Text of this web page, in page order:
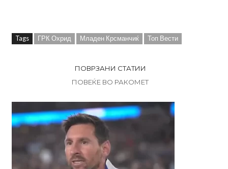
Tags ГРК Охрид Младен Крсманчиќ Топ Вести
ПОВРЗАНИ СТАТИИ
ПОВЕЌЕ ВО РАКОМЕТ